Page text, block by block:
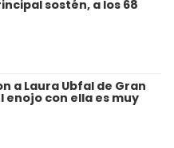
sostén, a los 68
a Laura Ubfal de Gran
enojo con ella es muy